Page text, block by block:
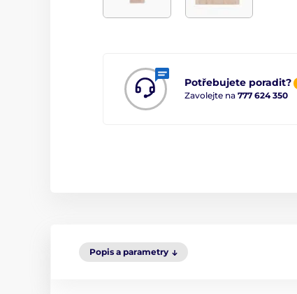
Potřebujete poradit?
Zavolejte na 777 624 350
Popis a parametry